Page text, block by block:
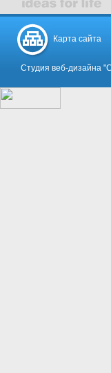
Карта сайта
Студия веб-дизайна